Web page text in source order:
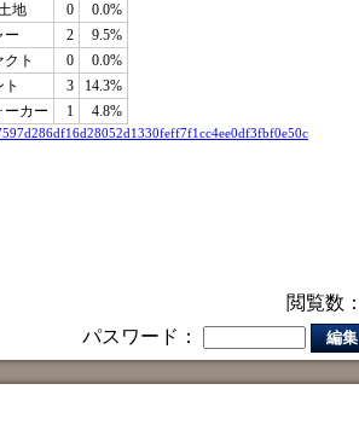
地
0 0.0%
ー 2
9.5%
ト
0
0.0%
3
14.3%
ーカー
1 4.8%
閲覧数：
パスワード：
編集